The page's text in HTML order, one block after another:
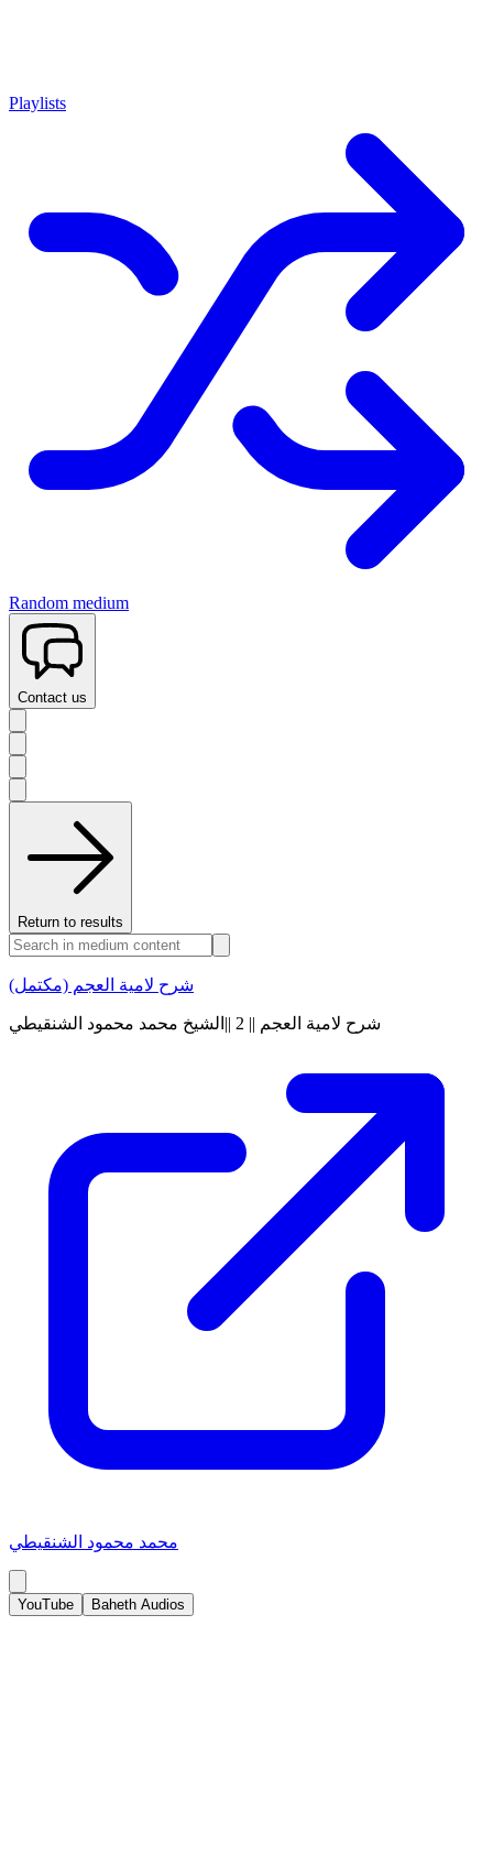
Playlists
Random medium
Contact us
Return to results
شرح لامية العجم (مكتمل)
شرح لامية العجم || 2 ||الشيخ محمد محمود الشنقيطي
محمد محمود الشنقيطي
YouTube Baheth Audios